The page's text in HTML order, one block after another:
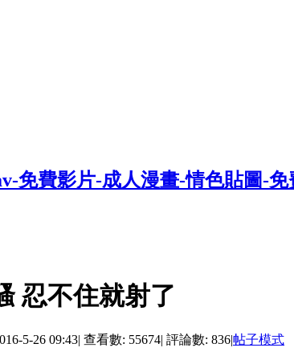
忍不住就射了
5-26 09:43| 查看數: 55674| 評論數: 836|帖子模式